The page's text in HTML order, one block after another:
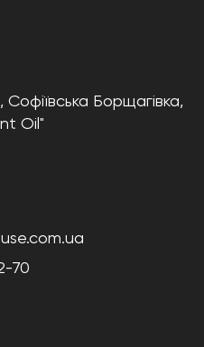
Борщагівка,
Oil"
70